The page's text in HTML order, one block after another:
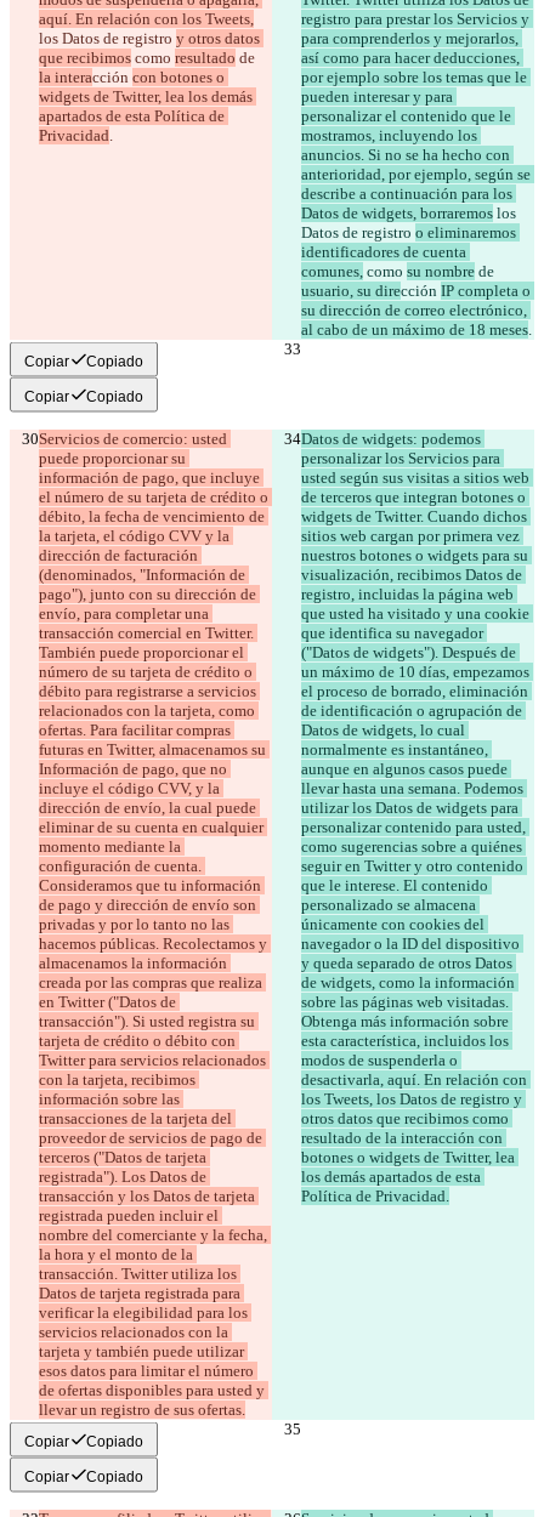
aquí. En relación con los Tweets,
los Datos de registro y otros datos
que recibimos como resultado de
la interacción con botones o
widgets de Twitter, lea los demás
apartados de esta Política de
Privacidad.
registro para prestar los Servicios y
para comprenderlos y mejorarlos,
así como para hacer deducciones,
por ejemplo sobre los temas que le
pueden interesar y para
personalizar el contenido que le
mostramos, incluyendo los
anuncios. Si no se ha hecho con
anterioridad, por ejemplo, según se
describe a continuación para los
Datos de widgets, borraremos los
Datos de registro o eliminaremos
identificadores de cuenta
comunes, como su nombre de
usuario, su dirección IP completa o
su dirección de correo electrónico,
al cabo de un máximo de 18 meses.
Copiar Copiado
Copiar Copiado
Servicios de comercio: usted
puede proporcionar su
información de pago, que incluye
el número de su tarjeta de crédito o
débito, la fecha de vencimiento de
la tarjeta, el código CVV y la
dirección de facturación
(denominados, "Información de
pago"), junto con su dirección de
envío, para completar una
transacción comercial en Twitter.
También puede proporcionar el
número de su tarjeta de crédito o
débito para registrarse a servicios
relacionados con la tarjeta, como
ofertas. Para facilitar compras
futuras en Twitter, almacenamos su
Información de pago, que no
incluye el código CVV, y la
dirección de envío, la cual puede
eliminar de su cuenta en cualquier
momento mediante la
configuración de cuenta.
Consideramos que tu información
de pago y dirección de envío son
privadas y por lo tanto no las
hacemos públicas. Recolectamos y
almacenamos la información
creada por las compras que realiza
en Twitter ("Datos de
transacción"). Si usted registra su
tarjeta de crédito o débito con
Twitter para servicios relacionados
con la tarjeta, recibimos
información sobre las
transacciones de la tarjeta del
proveedor de servicios de pago de
terceros ("Datos de tarjeta
registrada"). Los Datos de
transacción y los Datos de tarjeta
registrada pueden incluir el
nombre del comerciante y la fecha,
la hora y el monto de la
transacción. Twitter utiliza los
Datos de tarjeta registrada para
verificar la elegibilidad para los
servicios relacionados con la
tarjeta y también puede utilizar
esos datos para limitar el número
de ofertas disponibles para usted y
llevar un registro de sus ofertas.
Datos de widgets: podemos
personalizar los Servicios para
usted según sus visitas a sitios web
de terceros que integran botones o
widgets de Twitter. Cuando dichos
sitios web cargan por primera vez
nuestros botones o widgets para su
visualización, recibimos Datos de
registro, incluidas la página web
que usted ha visitado y una cookie
que identifica su navegador
("Datos de widgets"). Después de
un máximo de 10 días, empezamos
el proceso de borrado, eliminación
de identificación o agrupación de
Datos de widgets, lo cual
normalmente es instantáneo,
aunque en algunos casos puede
llevar hasta una semana. Podemos
utilizar los Datos de widgets para
personalizar contenido para usted,
como sugerencias sobre a quiénes
seguir en Twitter y otro contenido
que le interese. El contenido
personalizado se almacena
únicamente con cookies del
navegador o la ID del dispositivo
y queda separado de otros Datos
de widgets, como la información
sobre las páginas web visitadas.
Obtenga más información sobre
esta característica, incluidos los
modos de suspenderla o
desactivarla, aquí. En relación con
los Tweets, los Datos de registro y
otros datos que recibimos como
resultado de la interacción con
botones o widgets de Twitter, lea
los demás apartados de esta
Política de Privacidad.
Copiar Copiado
Copiar Copiado